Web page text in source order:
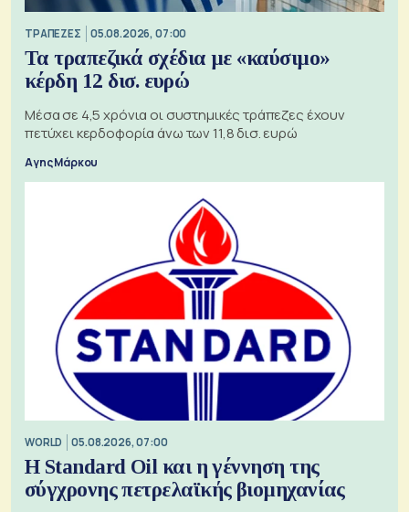
ΤΡΑΠΕΖΕΣ 05.08.2026, 07:00
Τα τραπεζικά σχέδια με «καύσιμο»
κέρδη 12 δισ. ευρώ
Μέσα σε 4,5 χρόνια οι συστημικές τράπεζες έχουν
πετύχει κερδοφορία άνω των 11,8 δισ. ευρώ
Αγης Μάρκου
WORLD 05.08.2026, 07:00
Η Standard Oil και η γέννηση της
σύγχρονης πετρελαϊκής βιομηχανίας